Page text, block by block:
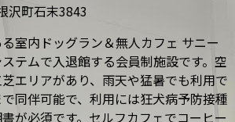
沢町石末3843
室内ドッグラン＆無人カフェ サニー
テムで入退館する会員制施設です。空
エリアがあり、雨天や猛暑でも利用で
同伴可能で、利用には狂犬病予防接種
が必須です。セルフカフェでコーヒー